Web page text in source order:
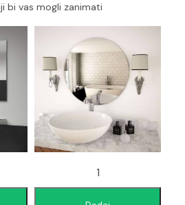
bi vas mogli zanimati